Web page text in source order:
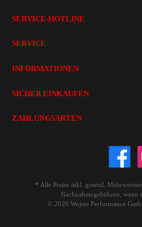
SERVICE-HOTLINE
SERVICE
INFORMATIONEN
SICHER EINKAUFEN
ZAHLUNGSARTEN
* Alle Preise inkl. gesetzl.
Nachnahmegebühren, wenn
© 2026 Wojsto Performance